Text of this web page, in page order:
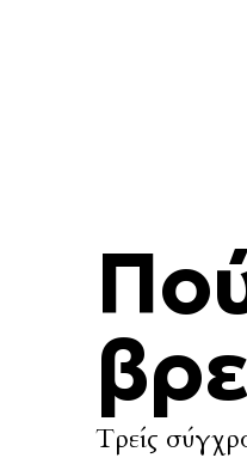
Τρείς